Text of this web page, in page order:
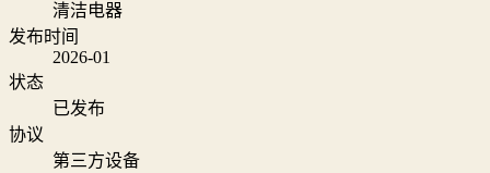
清洁电器
发布时间
2026-01
状态
已发布
协议
第三方设备